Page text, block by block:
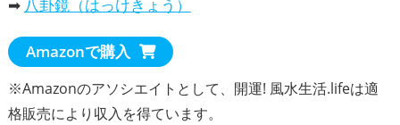
➡ 八卦鏡（はっけきょう）
Amazonで購入
※Amazonのアソシエイトとして、開運! 風水生活.lifeは適
格販売により収入を得ています。